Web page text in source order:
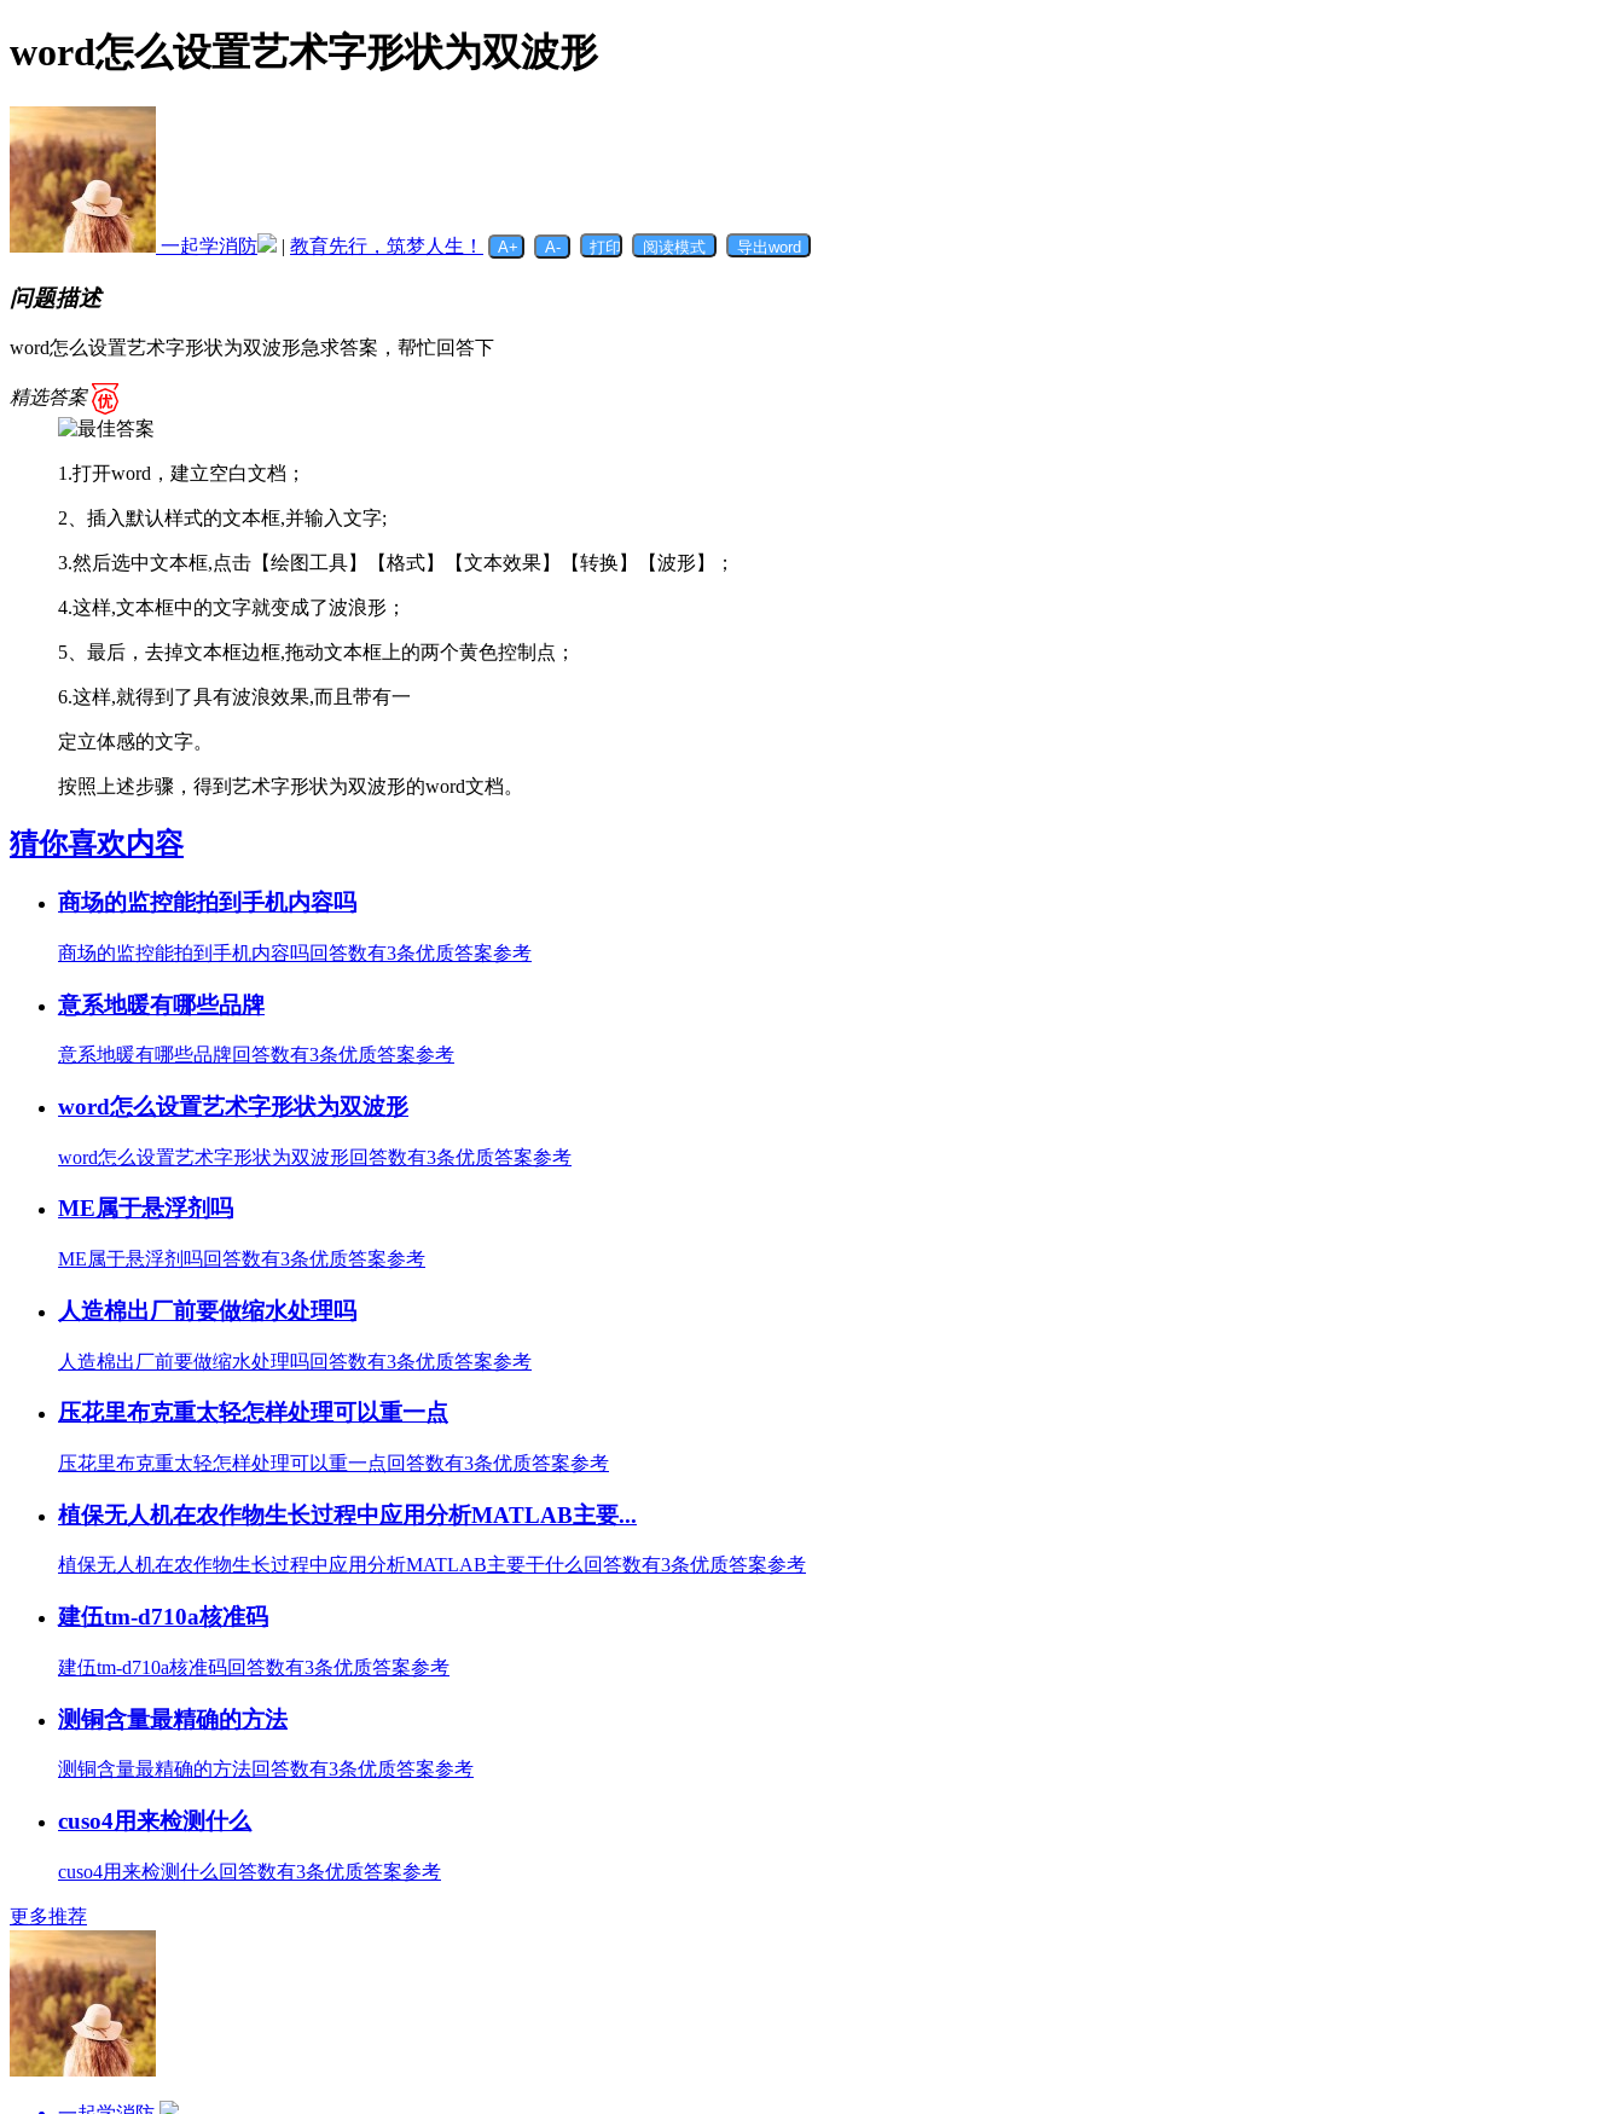
word怎么设置艺术字形状为双波形
一起学消防 | 教育先行，筑梦人生！
问题描述
word怎么设置艺术字形状为双波形急求答案，帮忙回答下
精选答案
1.打开word，建立空白文档；
2、插入默认样式的文本框,并输入文字;
3.然后选中文本框,点击【绘图工具】【格式】【文本效果】【转换】【波形】；
4.这样,文本框中的文字就变成了波浪形；
5、最后，去掉文本框边框,拖动文本框上的两个黄色控制点；
6.这样,就得到了具有波浪效果,而且带有一
定立体感的文字。
按照上述步骤，得到艺术字形状为双波形的word文档。
猜你喜欢内容
商场的监控能拍到手机内容吗
商场的监控能拍到手机内容吗回答数有3条优质答案参考
意系地暖有哪些品牌
意系地暖有哪些品牌回答数有3条优质答案参考
word怎么设置艺术字形状为双波形
word怎么设置艺术字形状为双波形回答数有3条优质答案参考
ME属于悬浮剂吗
ME属于悬浮剂吗回答数有3条优质答案参考
人造棉出厂前要做缩水处理吗
人造棉出厂前要做缩水处理吗回答数有3条优质答案参考
压花里布克重太轻怎样处理可以重一点
压花里布克重太轻怎样处理可以重一点回答数有3条优质答案参考
植保无人机在农作物生长过程中应用分析MATLAB主要...
植保无人机在农作物生长过程中应用分析MATLAB主要干什么回答数有3条优质答案参考
建伍tm-d710a核准码
建伍tm-d710a核准码回答数有3条优质答案参考
测铜含量最精确的方法
测铜含量最精确的方法回答数有3条优质答案参考
cuso4用来检测什么
cuso4用来检测什么回答数有3条优质答案参考
更多推荐